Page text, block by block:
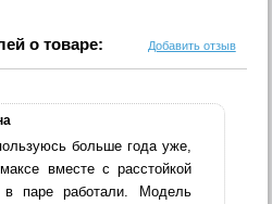
о товаре: Добавить отзыв
больше года уже,
вместе с расстойкой
паре работали. Модель